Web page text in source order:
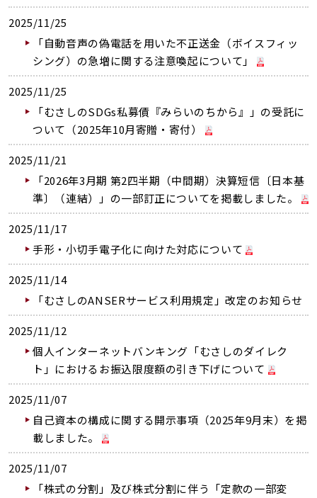
2025/11/25
「自動音声の偽電話を用いた不正送金（ボイスフィッ
シング）の急増に関する注意喚起について」
2025/11/25
「むさしのSDGs私募債『みらいのちから』」の受託に
ついて（2025年10月寄贈・寄付）
2025/11/21
「2026年3月期 第2四半期（中間期）決算短信〔日本基
準〕（連結）」の一部訂正についてを掲載しました。
2025/11/17
手形・小切手電子化に向けた対応について
2025/11/14
「むさしのANSERサービス利用規定」改定のお知らせ
2025/11/12
個人インターネットバンキング「むさしのダイレク
ト」におけるお振込限度額の引き下げについて
2025/11/07
自己資本の構成に関する開示事項（2025年9月末）を掲
載しました。
2025/11/07
「株式の分割」及び株式分割に伴う「定款の一部変